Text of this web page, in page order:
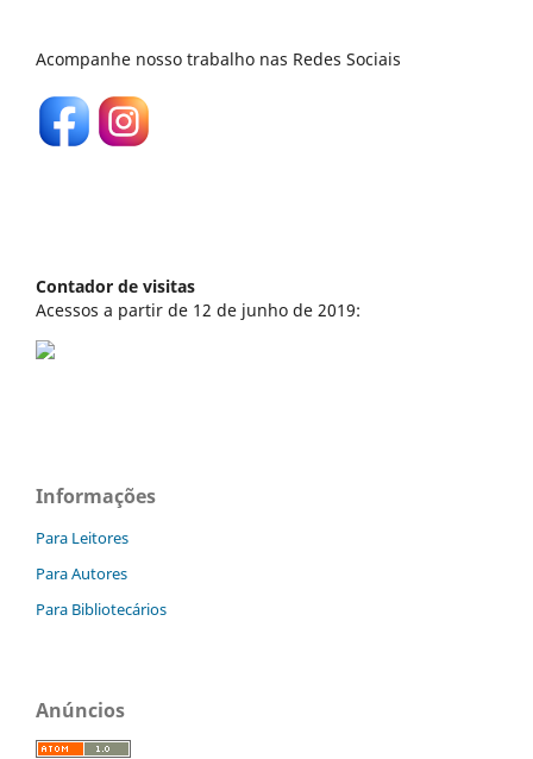
Acompanhe nosso trabalho nas Redes Sociais
Contador de visitas
Acessos a partir de 12 de junho de 2019:
Informações
Para Leitores
Para Autores
Para Bibliotecários
Anúncios